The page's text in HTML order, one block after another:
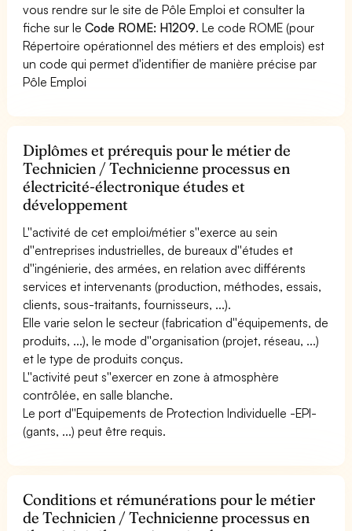
vous rendre sur le site de Pôle Emploi et consulter la
fiche sur leCode ROME: H1209. Le code ROME (pour
Répertoire opérationnel des métiers et des emplois) est
un code qui permet d'identifier de manière précise par
Pôle Emploi
Diplômes et prérequis pour le métier de
Technicien / Technicienne processus en
électricité-électronique études et
développement
L''activité de cet emploi/métier s''exerce au sein
d''entreprises industrielles, de bureaux d''études et
d''ingénierie, des armées, en relation avec différents
services et intervenants (production, méthodes, essais,
clients, sous-traitants, fournisseurs, ...).
Elle varie selon le secteur (fabrication d''équipements, de
produits, ...), le mode d''organisation (projet, réseau, ...)
et le type de produits conçus.
L''activité peut s''exercer en zone à atmosphère
contrôlée, en salle blanche.
Le port d''Equipements de Protection Individuelle -EPI-
(gants, ...) peut être requis.
Conditions et rémunérations pour le métier
de Technicien / Technicienne processus en